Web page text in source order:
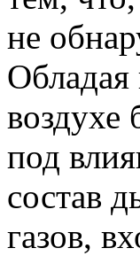
не
Обладая
под
состав
газов,